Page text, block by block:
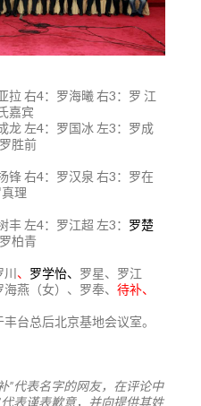
拉 右4：罗海曦 右3：罗 江
嘉宾
龙 左4：罗国冰 左3：罗成
胜前
锋 右4：罗汉泉 右3：罗在
理
左4：罗江超 左3： 罗楚
柏青
川、 罗学怡、 罗星、罗江
海燕（女）、罗奉、 待补、
台总后北京基地会议室。
”代表名字的网友，在评论中
表谨表歉意，并向提供其姓